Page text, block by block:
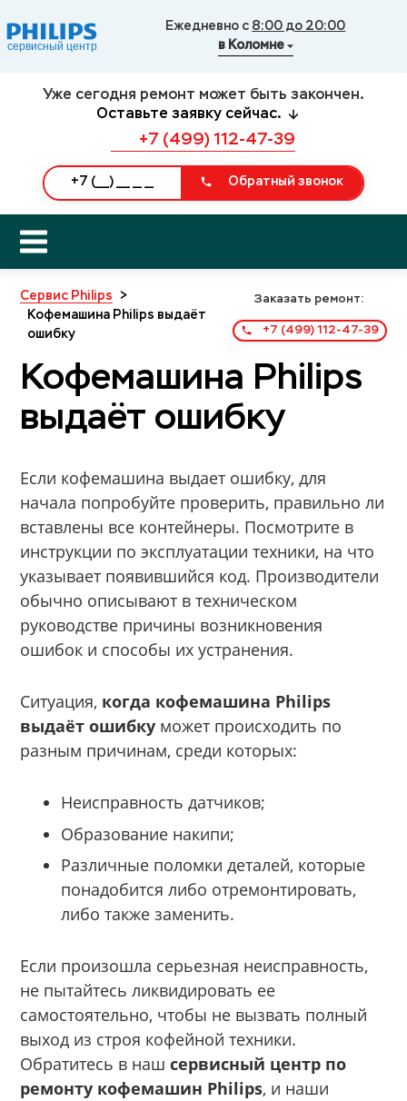
Ежедневно с 8:00 до 20:00
в Коломне
Уже сегодня ремонт может быть закончен.
Оставьте заявку сейчас.
+7 (499) 112-47-39
Обратный звонок
Сервис Philips
>
Кофемашина Philips выдаёт
ошибку
Заказать ремонт:
+7 (499) 112-47-39
Кофемашина Philips
выдаёт ошибку
Если кофемашина выдает ошибку, для
начала попробуйте проверить, правильно ли
вставлены все контейнеры. Посмотрите в
инструкции по эксплуатации техники, на что
указывает появившийся код. Производители
обычно описывают в техническом
руководстве причины возникновения
ошибок и способы их устранения.
Ситуация, когда кофемашина Philips
выдаёт ошибку может происходить по
разным причинам, среди которых:
Неисправность датчиков;
Образование накипи;
Различные поломки деталей, которые
понадобится либо отремонтировать,
либо также заменить.
Если произошла серьезная неисправность,
не пытайтесь ликвидировать ее
самостоятельно, чтобы не вызвать полный
выход из строя кофейной техники.
Обратитесь в нашсервисный центр по
ремонту кофемашин Philips, и наши